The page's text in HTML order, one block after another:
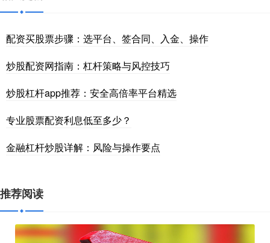
配资买股票步骤：选平台、签合同、入金、操作
炒股配资网指南：杠杆策略与风控技巧
炒股杠杆app推荐：安全高倍率平台精选
专业股票配资利息低至多少？
金融杠杆炒股详解：风险与操作要点
推荐阅读